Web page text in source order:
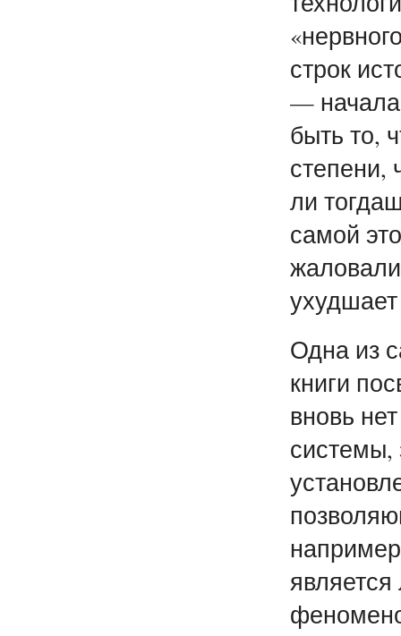
строк
— начала
быть то,
степени,
ли
самой
Одна из
книги
вновь
системы,